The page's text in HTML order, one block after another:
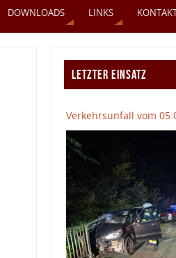
DOWNLOADS LINKS
LETZTER EINSATZ
Verkehrsunfall vom